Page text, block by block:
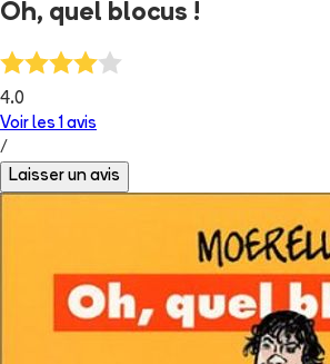
Oh, quel blocus !
4.0
Voir les 1 avis
/
Laisser un avis